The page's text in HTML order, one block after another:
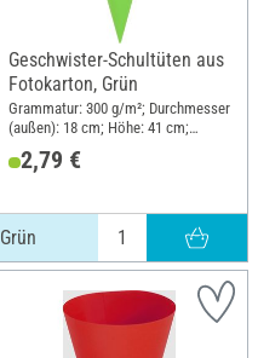
Geschwister-Schultüten aus
Fotokarton, Grün
Grammatur: 300 g/m²; Durchmesser
(außen): 18 cm; Höhe: 41 cm;
2,79 €
Grün